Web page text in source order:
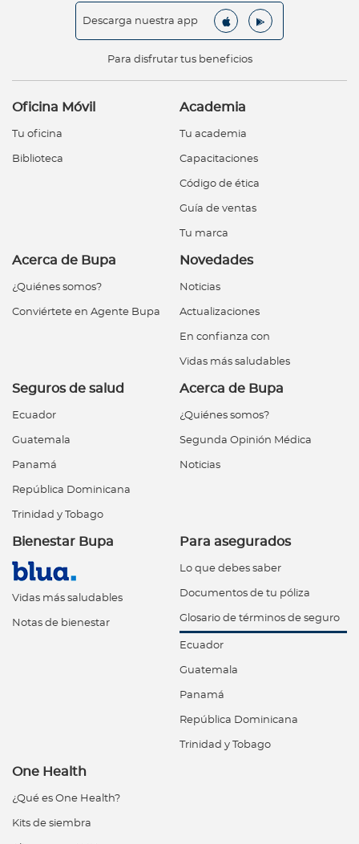
Descarga nuestra app
Para disfrutar tus beneficios
Oficina Móvil
Tu oficina
Biblioteca
Academia
Tu academia
Capacitaciones
Código de ética
Guía de ventas
Tu marca
Acerca de Bupa
¿Quiénes somos?
Conviértete en Agente Bupa
Novedades
Noticias
Actualizaciones
En confianza con
Vidas más saludables
Seguros de salud
Ecuador
Guatemala
Panamá
República Dominicana
Trinidad y Tobago
Acerca de Bupa
¿Quiénes somos?
Segunda Opinión Médica
Noticias
Bienestar Bupa
Vidas más saludables
Notas de bienestar
Para asegurados
Lo que debes saber
Documentos de tu póliza
Glosario de términos de seguro
Ecuador
Guatemala
Panamá
República Dominicana
Trinidad y Tobago
One Health
¿Qué es One Health?
Kits de siembra